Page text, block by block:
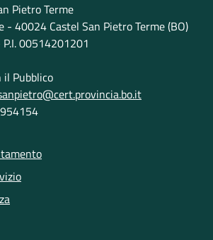
Pietro Terme
- 40024 Castel San Pietro Terme (BO)
00514201201
il Pubblico